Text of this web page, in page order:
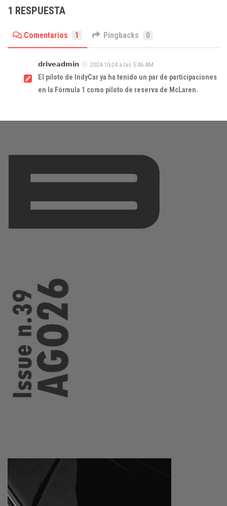
1 RESPUESTA
Comentarios 1 Pingbacks 0
𝗱𝗿𝗶𝘃𝗲𝗮𝗱𝗺𝗶𝗻 2024-10-24 a las 5:46 AM
El piloto de IndyCar ya ha tenido un par de participaciones
en la Fórmula 1 como piloto de reserva de McLaren.